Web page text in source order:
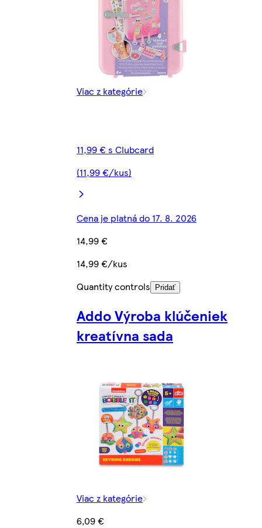
Viac z kategórie
11,99 € s Clubcard
(11,99 €/kus)
Cena je platná do 17. 8. 2026
14,99 €
14,99 €/kus
Quantity controls
Pridať
Addo Výroba klúčeniek
kreatívna sada
Viac z kategórie
6,09 €